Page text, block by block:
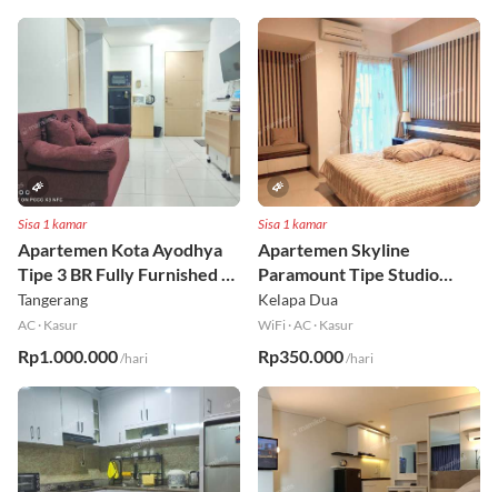
Sisa 1 kamar
Apartemen Kota Ayodhya
Tipe 3 BR Fully Furnished Lt
6
Tangerang
AC · Kasur
Rp1.000.000/hari
Sisa 1 kamar
Apartemen Skyline
Paramount Tipe Studio
Fully Furnished Lt 8
Kelapa Dua
WiFi ·AC · Kasur
Rp350.000/hari